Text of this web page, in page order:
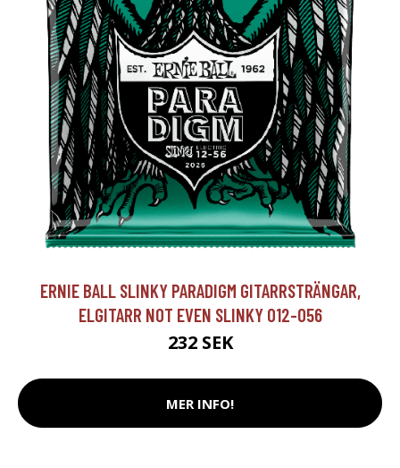
ERNIE BALL SLINKY PARADIGM GITARRSTRÄNGAR,
ELGITARR NOT EVEN SLINKY 012-056
232 SEK
MER INFO!